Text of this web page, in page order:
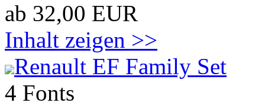
ab 32,00 EUR
Inhalt zeigen >>
Renault EF Family Set
4 Fonts